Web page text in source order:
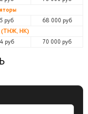
руб
68 000 руб
(ТНЖ, НК)
руб 70 000 руб